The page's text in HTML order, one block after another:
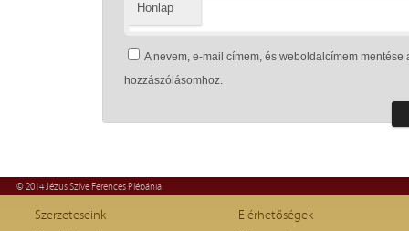
Honlap
A nevem, e-mail címem, és weboldalcímem
hozzászólásomhoz.
© 2014 Jézus Szíve Ferences Plébánia
Szerzeteseink
Elérhetőségek